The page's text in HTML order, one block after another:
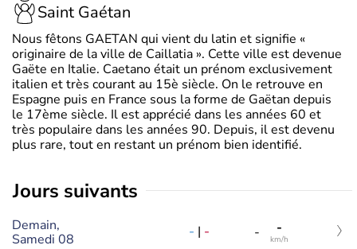
Saint Gaétan
Nous fêtons GAETAN qui vient du latin et signifie «
originaire de la ville de Caillatia ». Cette ville est devenue
Gaëte en Italie. Caetano était un prénom exclusivement
italien et très courant au 15è siècle. On le retrouve en
Espagne puis en France sous la forme de Gaëtan depuis
le 17ème siècle. Il est apprécié dans les années 60 et
très populaire dans les années 90. Depuis, il est devenu
plus rare, tout en restant un prénom bien identifié.
jours suivants
Demain,
Samedi 08
- | - - -
km/h